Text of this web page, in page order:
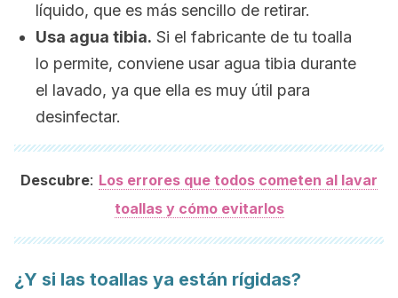
líquido, que es más sencillo de retirar.
Usa agua tibia. Si el fabricante de tu toalla
lo permite, conviene usar agua tibia durante
el lavado, ya que ella es muy útil para
desinfectar.
Descubre: Los errores que todos cometen al lavar
toallas y cómo evitarlos
¿Y si las toallas ya están rígidas?